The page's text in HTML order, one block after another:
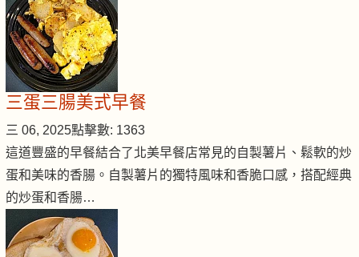
三蛋三腸美式早餐
三 06, 2025點擊數: 1363
這道豐盛的早餐結合了北美早餐店常見的自製薯片、鬆軟的炒
蛋和美味的香腸。自製薯片的獨特風味和香脆口感，搭配經典
的炒蛋和香腸…